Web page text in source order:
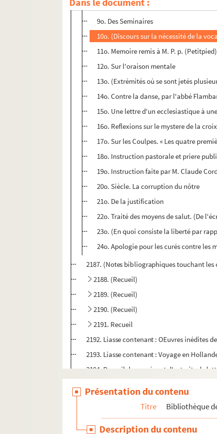
8o. Sur quelques versets du ch. de
9o. Des Seminaires
10o. (Discours sur la nécessité de la
11o. Memoire remis à M. P. p.
12o. Sur l'oraison mentale
13o. (Extrémités où se sont jetés
14o. Contre la danse, par l'abbé
15o. Une lettre d'un ecclesiastique à
16o. Reflexions sur le mystere de la
17o. Sur les Coulpes. « Les quatre
18o. Instruction pastorale et priere
19o. Instruction faite par M. Claude
20o. Siècle. La corruption du nôtre
21o. De la justification
22o. Traité des moyens de salut. (De
23o. (En quoi consiste la liberté par
24o. Apologie pour les curés contre les
2187. (Notes bibliographiques touchant les
2188. (Recueil)
2189. (Recueil)
2190. (Recueil)
2191. Recueil
2192. Liasse contenant : OEuvres inédites
2193. Liasse contenant : Voyage en
2194. Recueil de pensées et d'extraits de
2198. [Titre absent ou non renseigné]
Présentation du contenu
Titre Bibliothèque
Description du contenu